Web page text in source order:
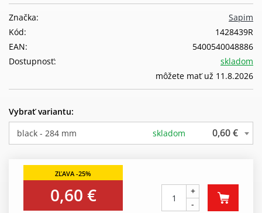
Sapim
Značka:
1428439R
Kód:
5400540048886
EAN:
skladom
môžete mať už 11.8.2026
Dostupnosť:
Vybrať variantu:
black - 284 mm
skladom 0,60 €
0,60 €
+
-